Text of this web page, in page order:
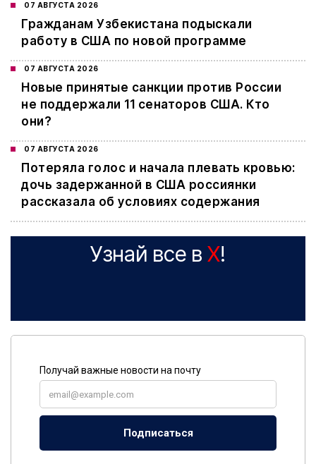
07 АВГУСТА 2026
Гражданам Узбекистана подыскали
работу в США по новой программе
07 АВГУСТА 2026
Новые принятые санкции против России
не поддержали 11 сенаторов США. Кто
они?
07 АВГУСТА 2026
Потеряла голос и начала плевать кровью:
дочь задержанной в США россиянки
рассказала об условиях содержания
Узнай все в X!